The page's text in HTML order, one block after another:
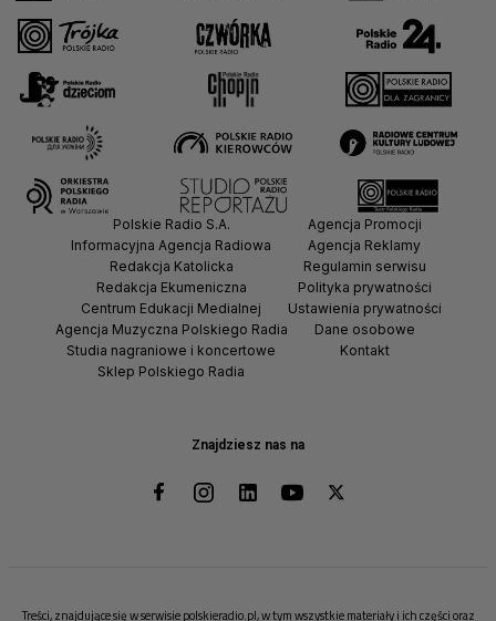
Znajdziesz nas na
Polskie Radio S.A.
Informacyjna Agencja Radiowa
Redakcja Katolicka
Redakcja Ekumeniczna
Centrum Edukacji Medialnej
Agencja Muzyczna Polskiego Radia
Studia nagraniowe i koncertowe
Sklep Polskiego Radia
Agencja Promocji
Agencja Reklamy
Regulamin serwisu
Polityka prywatności
Ustawienia prywatności
Dane osobowe
Kontakt
Treści, znajdujące się w serwisie polskieradio.pl, w tym wszystkie materiały i ich części oraz